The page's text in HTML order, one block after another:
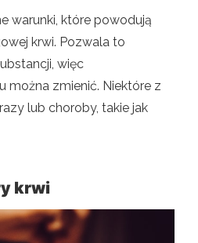
warunki, które powodują
krwi. Pozwala to
więc
można zmienić. Niektóre z
lub choroby, takie jak
krwi